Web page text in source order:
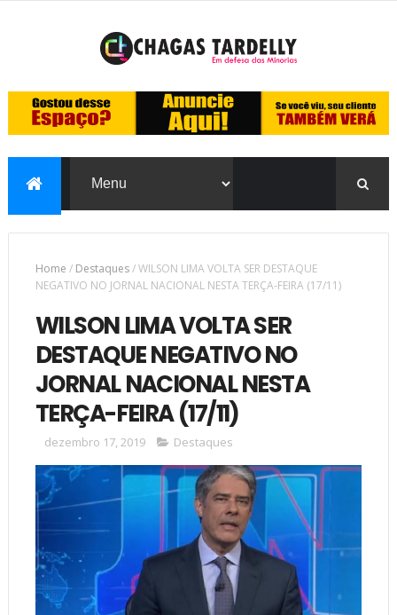
Home / Destaques/WILSON LIMA VOLTA SER DESTAQUE
NEGATIVO NO JORNAL NACIONAL NESTA TERÇA-FEIRA (17/11)
WILSON LIMA VOLTA SER
DESTAQUE NEGATIVO NO
JORNAL NACIONAL NESTA
TERÇA-FEIRA (17/11)
dezembro 17, 2019 Destaques